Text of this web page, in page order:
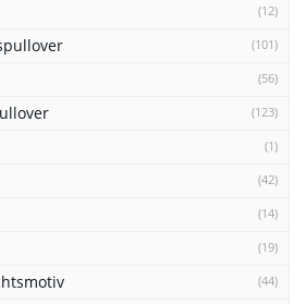
(12)
(101)
(56)
(123)
(1)
(42)
(14)
(19)
(44)